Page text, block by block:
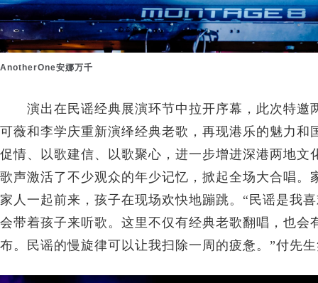
AnotherOne安娜万千
演出在民谣经典展演环节中拉开序幕，此次特邀
可薇和李学庆重新演绎经典老歌，再现港乐的魅力和
促情、以歌建信、以歌聚心，进一步增进深港两地文
歌声激活了不少观众的年少记忆，掀起全场大合唱。
家人一起前来，孩子在现场欢快地蹦跳。“民谣是我
会带着孩子来听歌。这里不仅有经典老歌翻唱，也会
布。民谣的慢旋律可以让我扫除一周的疲惫。”付先